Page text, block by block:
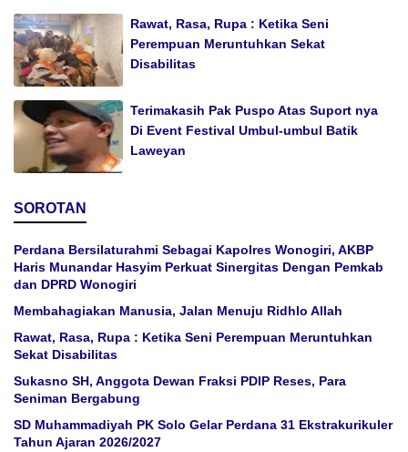
Rawat, Rasa, Rupa : Ketika Seni
Perempuan Meruntuhkan Sekat
Disabilitas
Terimakasih Pak Puspo Atas Suport nya
Di Event Festival Umbul-umbul Batik
Laweyan
SOROTAN
Perdana Bersilaturahmi Sebagai Kapolres Wonogiri, AKBP
Haris Munandar Hasyim Perkuat Sinergitas Dengan Pemkab
dan DPRD Wonogiri
Membahagiakan Manusia, Jalan Menuju Ridhlo Allah
Rawat, Rasa, Rupa : Ketika Seni Perempuan Meruntuhkan
Sekat Disabilitas
Sukasno SH, Anggota Dewan Fraksi PDIP Reses, Para
Seniman Bergabung
SD Muhammadiyah PK Solo Gelar Perdana 31 Ekstrakurikuler
Tahun Ajaran 2026/2027